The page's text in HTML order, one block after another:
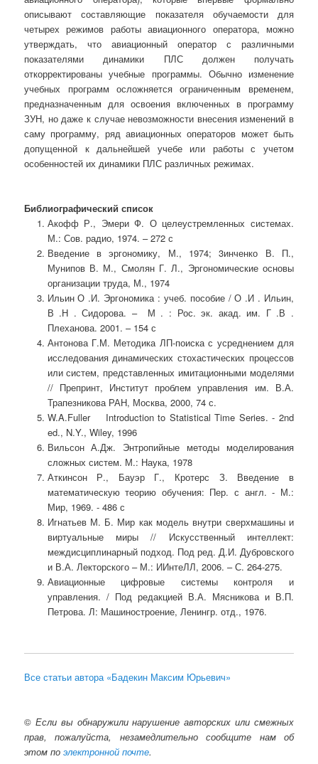
описывают составляющие показателя обучаемости для
четырех режимов работы авиационного оператора, можно
утверждать, что авиационный оператор с различными
показателями динамики ПЛС должен получать
откорректированы учебные программы. Обычно изменение
учебных программ осложняется ограниченным временем,
предназначенным для освоения включенных в программу
ЗУН, но даже к случае невозможности внесения изменений в
саму программу, ряд авиационных операторов может быть
допущенной к дальнейшей учебе или работы с учетом
особенностей их динамики ПЛС различных режимах.
Библиографический список
Акофф Р., Эмери Ф. О целеустремленных системах.
М.: Сов. радио, 1974. – 272 с
Введение в эргономику, М., 1974; 3инченко В. П.,
Мунипов В. М., Смолян Г. Л., Эргономические основы
организации труда, М., 1974
Ильин О .И. Эргономика : учеб. пособие / О .И . Ильин,
В .Н . Сидорова. – М . : Рос. эк. акад. им. Г .В .
Плеханова. 2001. – 154 с
Антонова Г.М. Методика ЛП-поиска с усреднением для
исследования динамических стохастических процессов
или систем, представленных имитационными моделями
// Препринт, Институт проблем управления им. В.А.
Трапезникова РАН, Москва, 2000, 74 с.
W.A.Fuller Introduction to Statistical Time Series. - 2nd
ed., N.Y., Wiley, 1996
Вильсон А.Дж. Энтропийные методы моделирования
сложных систем. М.: Наука, 1978
Аткинсон Р., Бауэр Г., Кротерс З. Введение в
математическую теорию обучения: Пер. с англ. - М.:
Мир, 1969. - 486 с
Игнатьев М. Б. Мир как модель внутри сверхмашины и
виртуальные миры // Искусственный интеллект:
междисциплинарный подход. Под ред. Д.И. Дубровского
и В.А. Лекторского – М.: ИИнтеЛЛ, 2006. – С. 264-275.
Авиационные цифровые системы контроля и
управления. / Под редакцией В.А. Мясникова и В.П.
Петрова. Л: Машиностроение, Ленингр. отд., 1976.
Все статьи автора «Бадекин Максим Юрьевич»
© Если вы обнаружили нарушение авторских или смежных
прав, пожалуйста, незамедлительно сообщите нам об
этом поэлектронной почте.